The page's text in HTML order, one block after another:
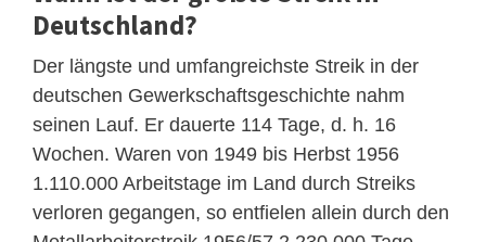
Deutschland?
Der längste und umfangreichste Streik in der
deutschen Gewerkschaftsgeschichte nahm
seinen Lauf. Er dauerte 114 Tage, d. h. 16
Wochen. Waren von 1949 bis Herbst 1956
1.110.000 Arbeitstage im Land durch Streiks
verloren gegangen, so entfielen allein durch den